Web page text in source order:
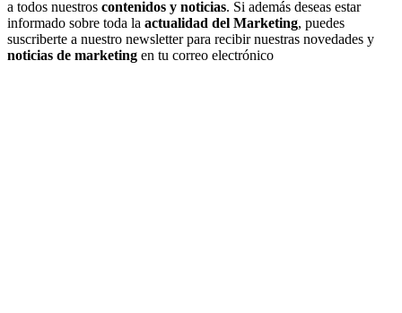
a todos nuestros contenidos y noticias. Si además deseas estar
informado sobre toda la actualidad del Marketing, puedes
suscriberte a nuestro newsletter para recibir nuestras novedades y
noticias de marketing en tu correo electrónico